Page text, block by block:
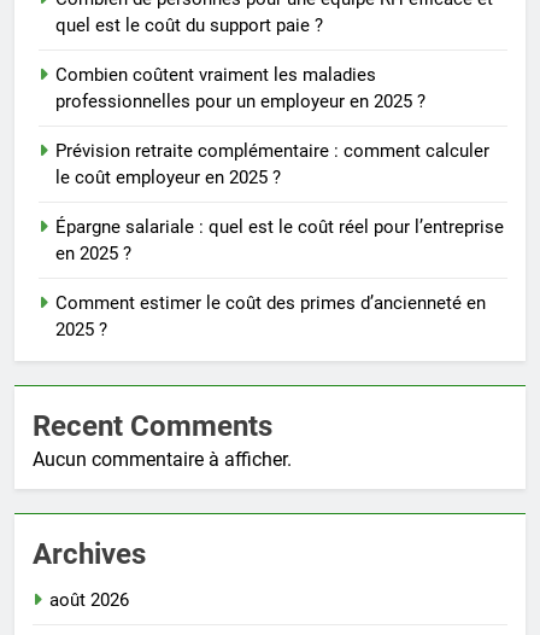
quel est le coût du support paie ?
Combien coûtent vraiment les maladies
professionnelles pour un employeur en 2025 ?
Prévision retraite complémentaire : comment calculer
le coût employeur en 2025 ?
Épargne salariale : quel est le coût réel pour l’entreprise
en 2025 ?
Comment estimer le coût des primes d’ancienneté en
2025 ?
Recent Comments
Aucun commentaire à afficher.
Archives
août 2026